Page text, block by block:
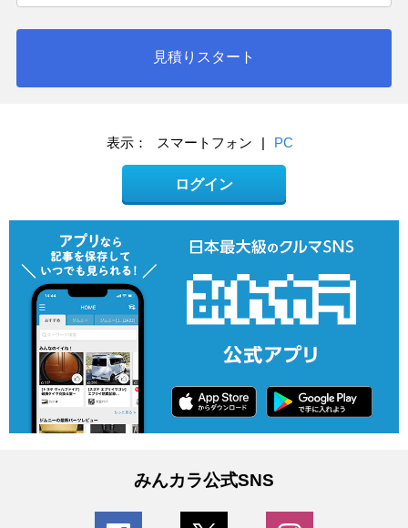
見積りスタート
表示： スマートフォン | PC
ログイン
みんカラ公式SNS